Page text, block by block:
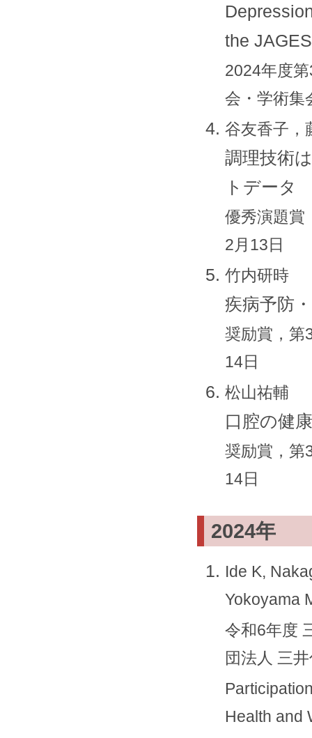
the
2024年度
会・学術集
谷友香子，
調理技術
トデータ
優秀演題賞
2月13日
竹内研時
疾病予防
奨励賞，第
14日
松山祐輔
口腔の健
奨励賞，第
14日
2024年
Ide K,
Yokoyama
令和6年度
団法人 三
Health and